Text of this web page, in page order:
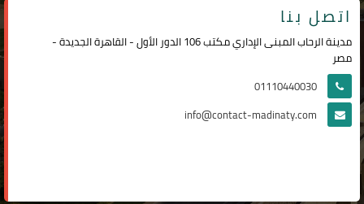
اتصل بنا
مدينة الرحاب المبنى الإداري مكتب 106 الدور الأول - القاهرة الجديدة -
مصر
01110440030
info@contact-madinaty.com